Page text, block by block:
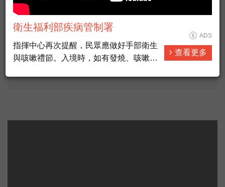
暑期捏黏土彩繪DIY 鬥陣來去彰化南瑤媽祖文化館
探索幸福的華麗冒險──桐花戀人品牌故事
喝高溶氧水 打造體內好風水
衛生福利部疾病管制署
指揮中心再次提醒，民眾應做好手部衛生
與咳嗽禮節。入境時，如有發燒、咳嗽等
ADS
查看更多